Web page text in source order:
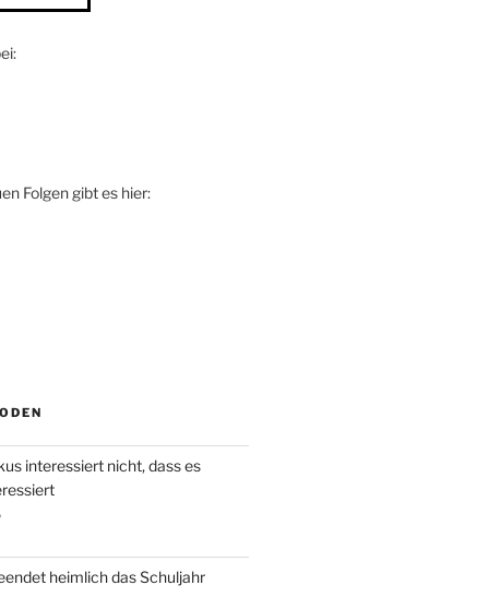
Folgen gibt es hier:
interessiert nicht, dass es
heimlich das Schuljahr